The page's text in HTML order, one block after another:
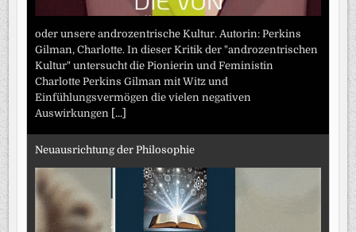
oder unsere androzentrische Kultur. Autorin: Perkins
Gilman, Charlotte. In dieser Kritik der "androzentrischen
Kultur" untersucht die Pionierin und Feministin
Charlotte Perkins Gilman mit Witz und
Einfühlungsvermögen die vielen negativen
Auswirkungen
[...]
Neuausrichtung der Philosophie